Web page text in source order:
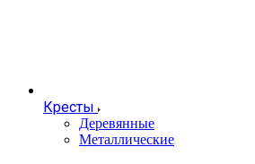
Кресты
Деревянные
Металлические